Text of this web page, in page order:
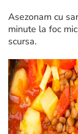
Asezonam cu
minute la foc
scursa.